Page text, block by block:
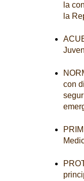
la
la
con